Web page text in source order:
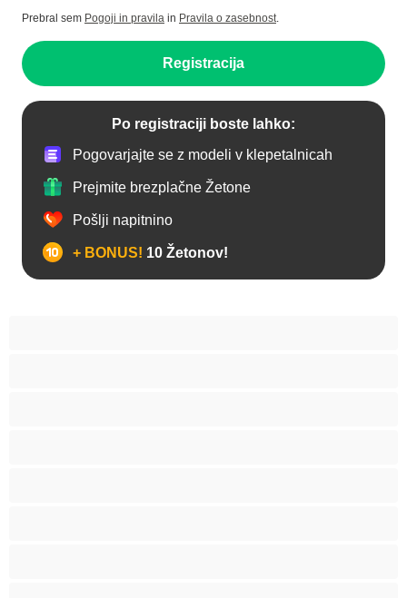
Prebral sem Pogoji in pravila in Pravila o zasebnost.
Registracija
Po registraciji boste lahko:
Pogovarjajte se z modeli v klepetalnicah
Prejmite brezplačne Žetone
Pošlji napitnino
+ BONUS! 10 Žetonov!